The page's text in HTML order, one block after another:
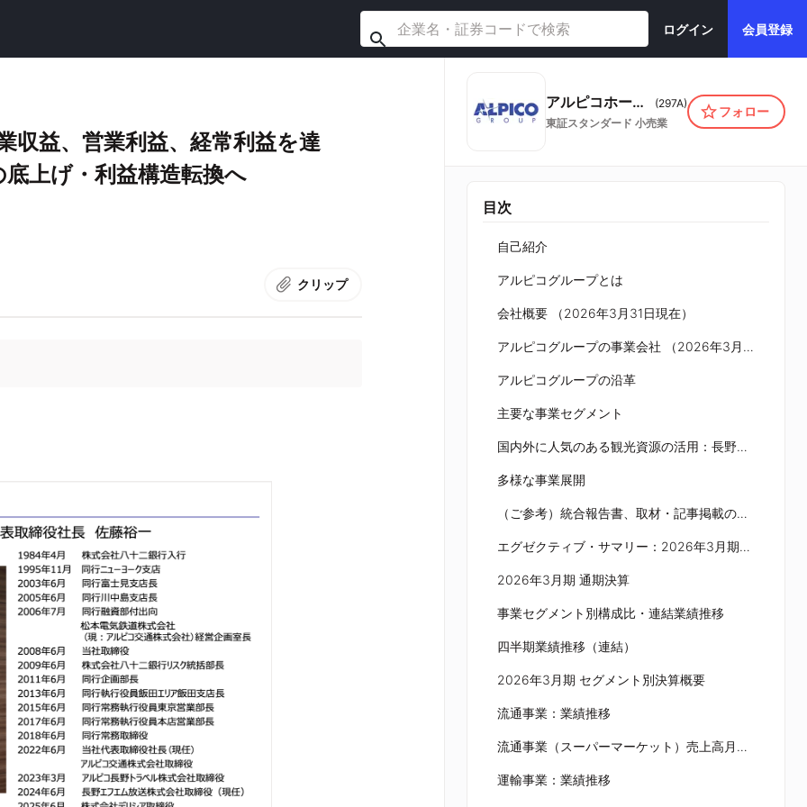
ログイン 会員登録
収益、営業利益、経常利益を達
上げ・利益構造転換へ
クリップ
アルピコホールディングス株式会社 (297A)
東証スタンダード 小売業
フォロー
目次
自己紹介
アルピコグループとは
会社概要 （2026年3月31日現在）
アルピコグループの事業会社 （2026年3月31日現在）
アルピコグループの沿革
主要な事業セグメント
国内外に人気のある観光資源の活用：長野県観光地での事業展開
多様な事業展開
（ご参考）統合報告書、取材・記事掲載のご紹介
エグゼクティブ・サマリー：2026年3月期総括と次期の業績見通し
2026年3月期 通期決算
事業セグメント別構成比・連結業績推移
四半期業績推移（連結）
2026年3月期 セグメント別決算概要
流通事業：業績推移
流通事業（スーパーマーケット）売上高月別前年対比
運輸事業：業績推移